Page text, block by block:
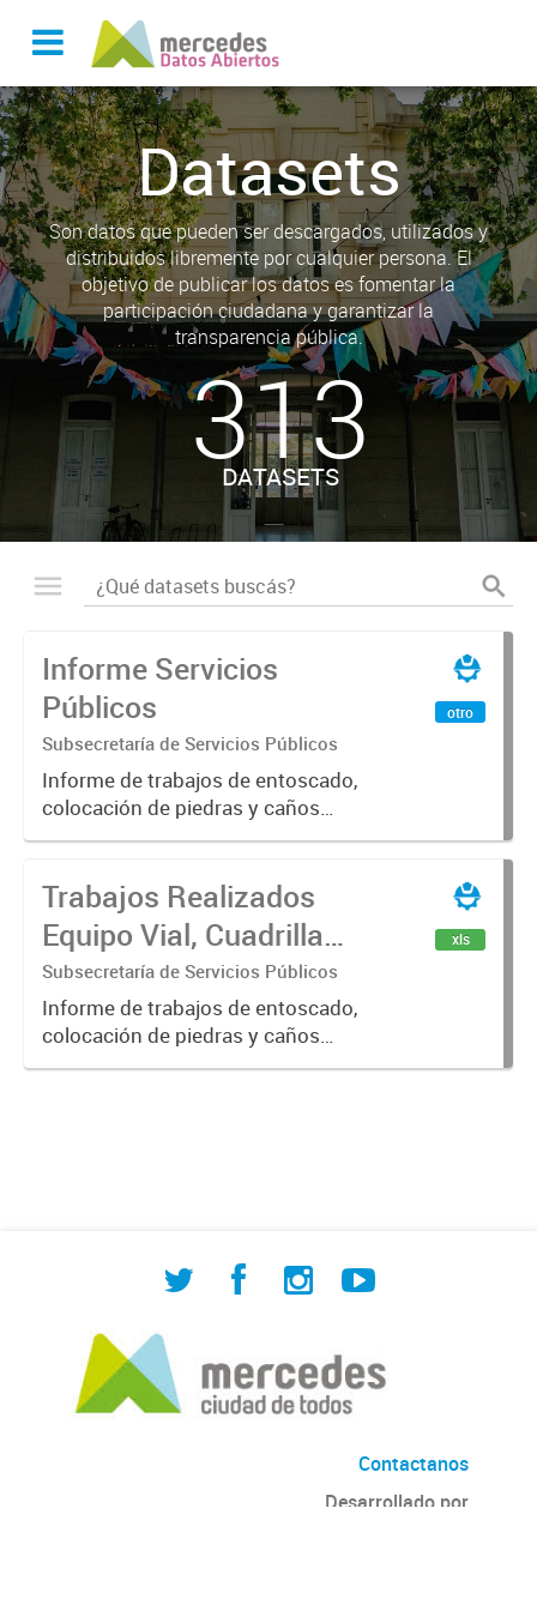
Datasets
Son datos que pueden ser descargados, utilizados y
distribuidos libremente por cualquier persona. El
objetivo de publicar los datos es fomentar la
participación ciudadana y garantizar la
transparencia pública.
313
DATASETS
Informe Servicios
Públicos
Subsecretaría de Servicios Públicos
Informe de trabajos de entoscado,
colocación de piedras y caños
(zanjeo - cruce de calles) Informe
construcción, colocación de tapa
registro, reparación...
otro
Trabajos Realizados
Equipo Vial, Cuadrilla
Bacheo, Servicio
Eléctrico - Noviembre
2021
Subsecretaría de Servicios Públicos
Informe de trabajos de entoscado,
colocación de piedras y caños
(zanjeo - cruce de calles) Informe
xls
Contactanos
Desarrollado por